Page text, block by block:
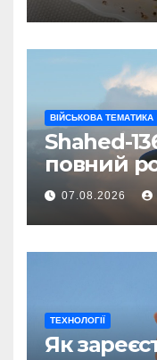
ВІЙСЬКОВА ТЕМАТИКА
Shahed-
повний
камікадзе
07.08.2026
ТЕХНОЛОГІЇ
Як